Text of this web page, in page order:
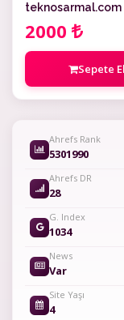
teknosarmal.com
2000
Sepete
Ahrefs Rank
5301990
Ahrefs DR
28
G. Index
1034
News
Var
Site Yaşı
4